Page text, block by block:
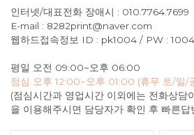
인터넷/대표전화 장애시 : 010.7764.7699
E-mail : 8282print@naver.com
웹하드접속정보 ID : pk1004 / PW : 1004
평일 오전 09:00~오후 06:00
점심 오후 12:00~오후 01:00 (휴무 토/일/
(점심시간과 영업시간 이외에는 전화상담
을 이용해주시면 담당자가 확인 후 빠른답